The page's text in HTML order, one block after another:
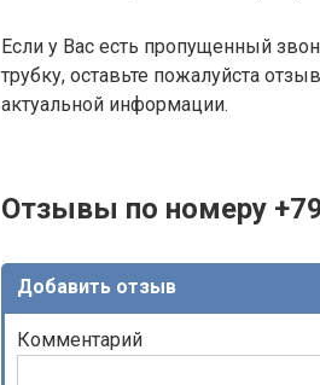
Если у Вас есть пропущенный
трубку, оставьте пожалуйста
актуальной информации.
Отзывы по номеру
Добавить отзыв
Комментарий